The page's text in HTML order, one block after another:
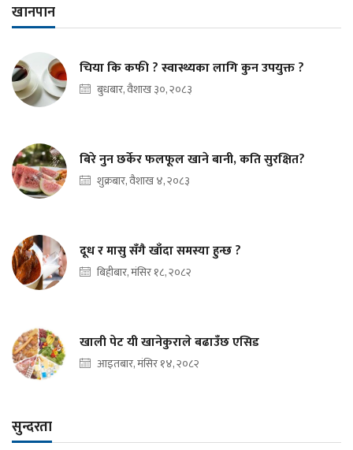
खानपान
चिया कि कफी ? स्वास्थ्यका लागि कुन उपयुक्त ?
बुधबार, वैशाख ३०, २०८३
बिरे नुन छर्केर फलफूल खाने बानी, कति सुरक्षित?
शुक्रबार, वैशाख ४, २०८३
दूध र मासु सँगै खाँदा समस्या हुन्छ ?
बिहीबार, मंसिर १८, २०८२
खाली पेट यी खानेकुराले बढाउँछ एसिड
आइतबार, मंसिर १४, २०८२
सुन्दरता